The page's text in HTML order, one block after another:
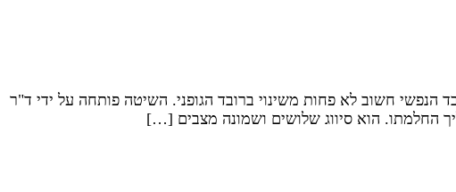
הנפשי חשוב לא פחות משינוי ברובד הגופני. השיטה פותחה על ידי ד"ר